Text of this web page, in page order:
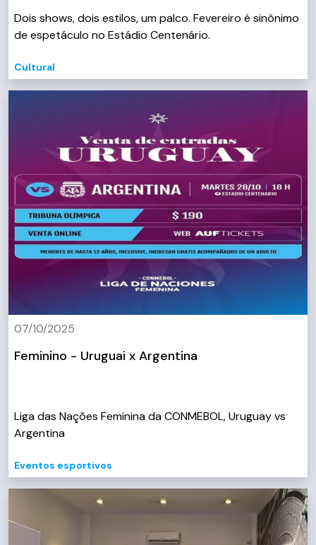
Dois shows, dois estilos, um palco. Fevereiro é sinônimo
de espetáculo no Estádio Centenário.
Cultural
07/10/2025
Feminino - Uruguai x Argentina
Liga das Nações Feminina da CONMEBOL, Uruguay vs
Argentina
Eventos esportivos